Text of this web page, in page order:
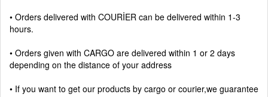
• Orders delivered with COURİER can be delivered within 1-3
hours.
• Orders given with CARGO are delivered within 1 or 2 days
depending on the distance of your address
• If you want to get our products by cargo or courier,we guarantee